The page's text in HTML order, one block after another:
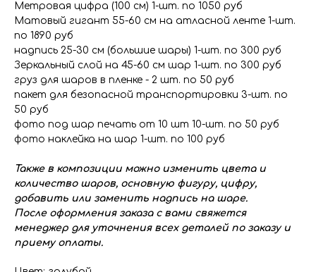
Метровая цифра (100 см) 1-шт. по 1050 руб
Матовый гигант 55-60 см на атласной ленте 1-шт.
по 1890 руб
надпись 25-30 см (большие шары) 1-шт. по 300 руб
Зеркальный слой на 45-60 см шар 1-шт. по 300 руб
груз для шаров в пленке - 2 шт. по 50 руб
пакет для безопасной транспортировки 3-шт. по
50 руб
фото под шар печать от 10 шт 10-шт. по 50 руб
фото наклейка на шар 1-шт. по 100 руб
Также в композиции можно изменить цвета и
количество шаров, основную фигуру, цифру,
добавить или заменить надпись на шаре.
После оформления заказа с вами свяжется
менеджер для уточнения всех деталей по заказу и
приему оплаты.